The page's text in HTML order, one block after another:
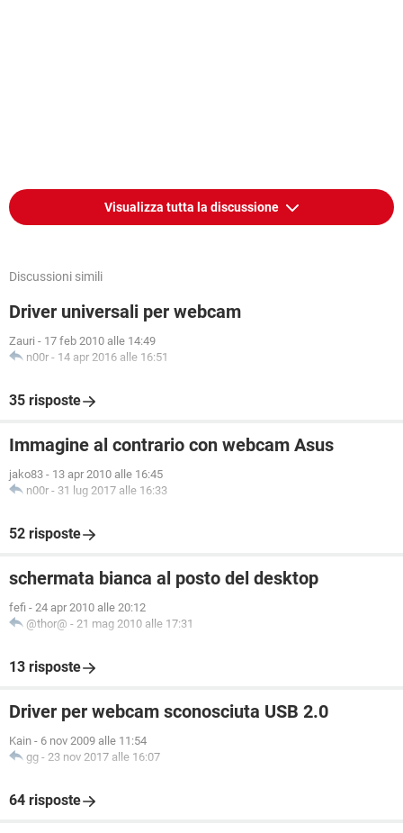
Visualizza tutta la discussione
Discussioni simili
Driver universali per webcam
Zauri - 17 feb 2010 alle 14:49
n00r - 14 apr 2016 alle 16:51
35 risposte
Immagine al contrario con webcam Asus
jako83 - 13 apr 2010 alle 16:45
n00r - 31 lug 2017 alle 16:33
52 risposte
schermata bianca al posto del desktop
fefi - 24 apr 2010 alle 20:12
@thor@ - 21 mag 2010 alle 17:31
13 risposte
Driver per webcam sconosciuta USB 2.0
Kain - 6 nov 2009 alle 11:54
gg - 23 nov 2017 alle 16:07
64 risposte